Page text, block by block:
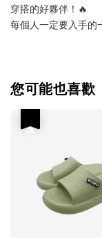
穿搭的好夥伴！🔥
每個人一定要入手的
您可能也喜歡